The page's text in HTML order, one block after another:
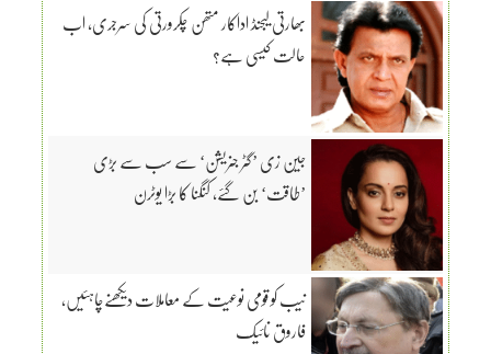
بھارتی لیجنڈ اداکار متھن چکرورتی کی سرجری، اب
حالت کیسی ہے؟
جین زی ’گٹر جنریشن‘ سے سب سے بڑی
’طاقت‘ بن گئے، کنگنا کا بڑا یوٹرن
نیب کو قومی نوعیت کے معاملات دیکھنےچاہئیں،
فاروق نائیک